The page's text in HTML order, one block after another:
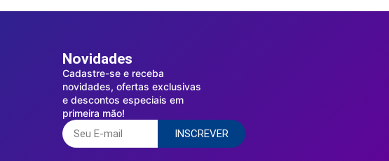
Novidades
Cadastre-se e receba
novidades, ofertas exclusivas
e descontos especiais em
primeira mão!
INSCREVER